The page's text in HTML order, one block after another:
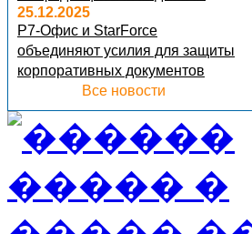
25.12.2025
Р7-Офис и StarForce
объединяют усилия для защиты
корпоративных документов
Все новости